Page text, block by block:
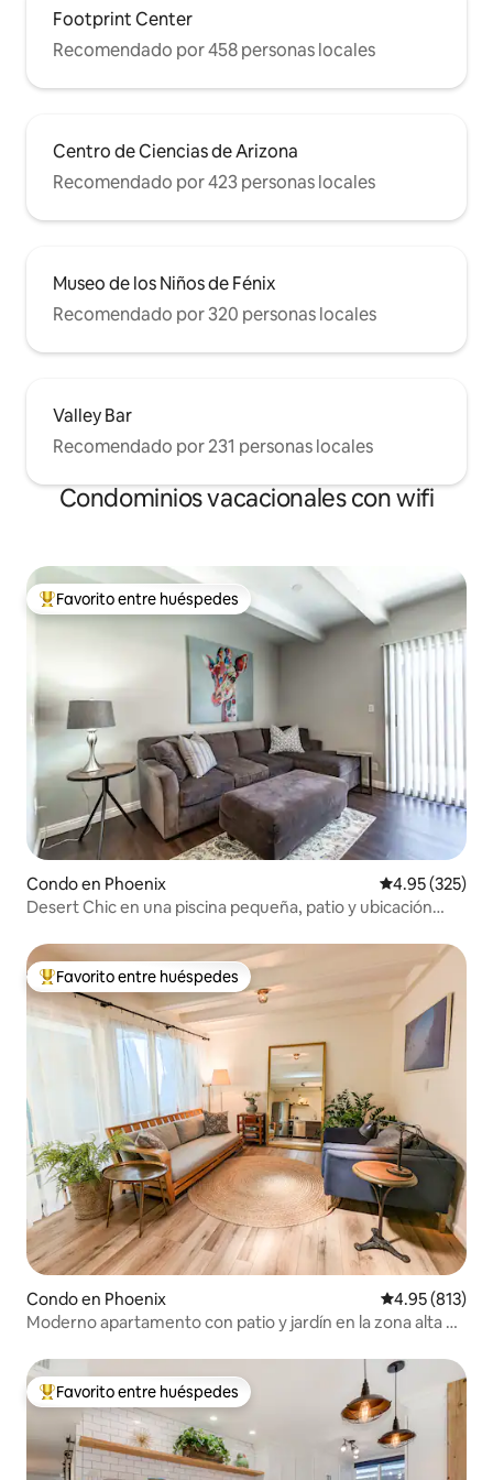
Footprint Center
Recomendado por 458 personas locales
Centro de Ciencias de Arizona
Recomendado por 423 personas locales
Museo de los Niños de Fénix
Recomendado por 320 personas locales
Valley Bar
Recomendado por 231 personas locales
Condominios vacacionales con wifi
Favorito entre huéspedes preferido
Favorito entre huéspedes
Condo en Phoenix Calificación
4.95 (325)
Desert Chic en una piscina pequeña, patio y ubicación
Favorito entre huéspedes preferido
Favorito entre huéspedes
Condo en Phoenix Calificación
4.95 (813)
Moderno apartamento con patio y jardín en la zona alta de
Favorito entre huéspedes preferido
Favorito entre huéspedes